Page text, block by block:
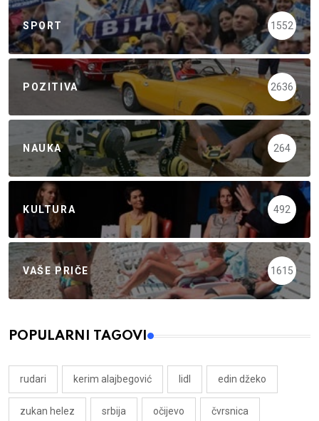
SPORT 1552
POZITIVA 2636
NAUKA 264
KULTURA 492
VAŠE PRIČE 1615
POPULARNI TAGOVI
rudari kerim alajbegović lidl edin džeko
zukan helez srbija očijevo čvrsnica